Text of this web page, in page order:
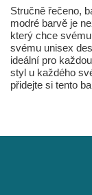
Stručně řečeno,
modré barvě je
který chce
svému unisex
ideální pro
styl u každého
přidejte si tento